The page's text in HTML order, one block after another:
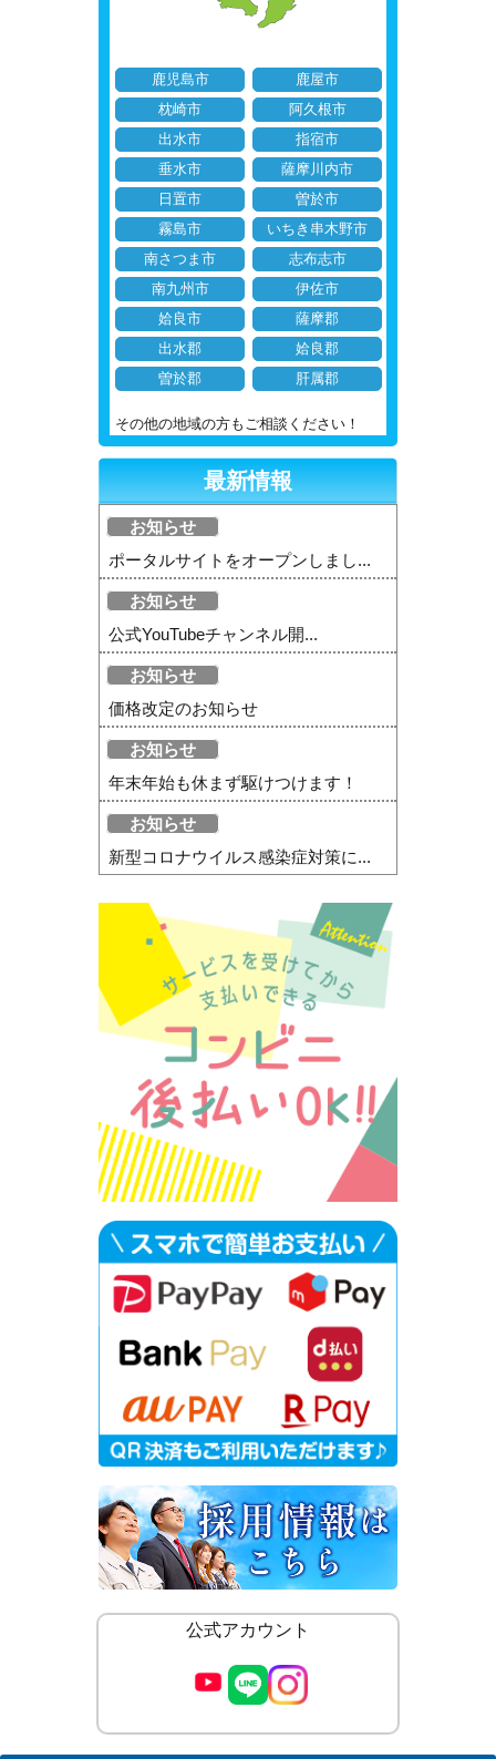
鹿児島市
鹿屋市
枕崎市
阿久根市
出水市
指宿市
垂水市
薩摩川内市
日置市
曽於市
霧島市
いちき串木野市
南さつま市
志布志市
南九州市
伊佐市
姶良市
薩摩郡
出水郡
姶良郡
曽於郡
肝属郡
その他の地域の方もご相談ください！
最新情報
お知らせ
ポータルサイトをオープンしまし...
お知らせ
公式YouTubeチャンネル開...
お知らせ
価格改定のお知らせ
お知らせ
年末年始も休まず駆けつけます！
お知らせ
新型コロナウイルス感染症対策に...
公式アカウント